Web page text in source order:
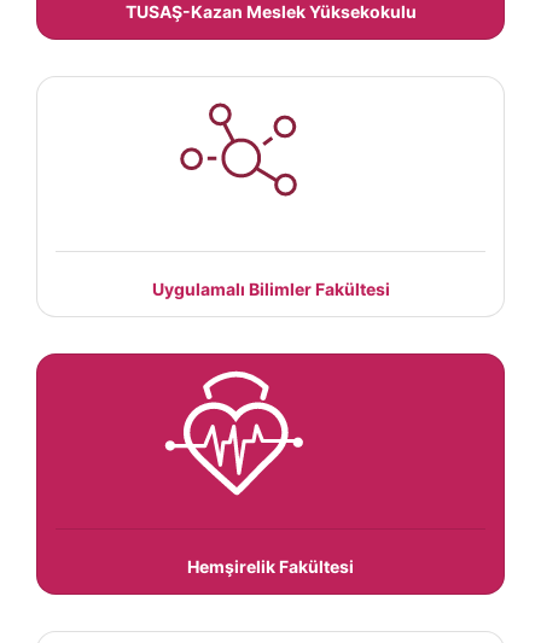
TUSAŞ-Kazan Meslek Yüksekokulu
Uygulamalı Bilimler Fakültesi
Hemşirelik Fakültesi